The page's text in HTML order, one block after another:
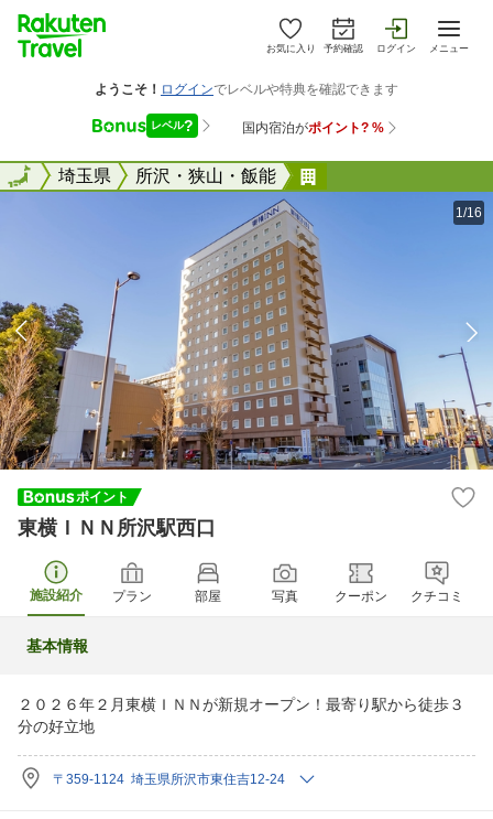
お気に入り 予約確認 ログイン メニュー
全国埼玉県 所沢・狭山・飯能
全国
1/16
東横ＩＮＮ所沢駅西口
施設紹介 プラン 部屋 写真 クーポン クチコミ
基本情報
２０２６年２月東横ＩＮＮが新規オープン！最寄り駅から徒歩３
分の好立地
〒359-1124 埼玉県所沢市東住吉12-24